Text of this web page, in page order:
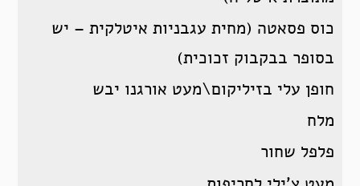
כוס פסאטה (מחית עגבניות איטלקית – יש
בסופר בבקבוק זכוכית)
חופן עלי בזיליקום\מעט אורגנו יבש
מלח
פלפל שחור